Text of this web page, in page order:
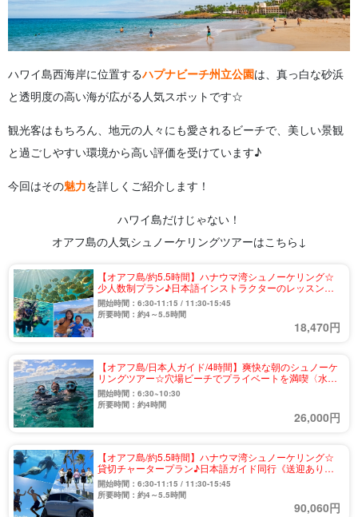
ハワイ島西海岸に位置するハプナビーチ州立公園は、真っ白な砂浜
と透明度の高い海が広がる人気スポットです☆
観光客はもちろん、地元の人々にも愛されるビーチで、美しい景観
と過ごしやすい環境から高い評価を受けています♪
今回はその魅力を詳しくご紹介します！
ハワイ島だけじゃない！
オアフ島の人気シュノーケリングツアーはこちら↓
【オアフ島/約5.5時間】ハナウマ湾シュノーケリング☆
少人数制プラン♪日本語インストラクターのレッスン付
き《送迎あり・水中写真プレゼント》（No.37）
開始時間：6:30-11:15 / 11:30-15:45
所要時間：約4～5.5時間
18,470円
【オアフ島/日本人ガイド/4時間】爽快な朝のシュノーケ
リングツアー☆穴場ビーチでプライベートを満喫〈水中
写真プレゼント＆送迎付き〉（No.31）
開始時間：6:30~10:30
所要時間：約4時間
26,000円
【オアフ島/約5.5時間】ハナウマ湾シュノーケリング☆
貸切チャータープラン♪日本語ガイド同行《送迎あり・
水中写真付き》（No.41）
開始時間：6:30-11:15 / 11:30-15:45
所要時間：約4～5.5時間
90,060円